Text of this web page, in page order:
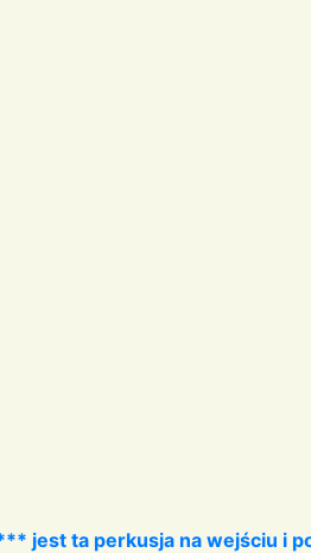
jest ta perkusja na wejściu i